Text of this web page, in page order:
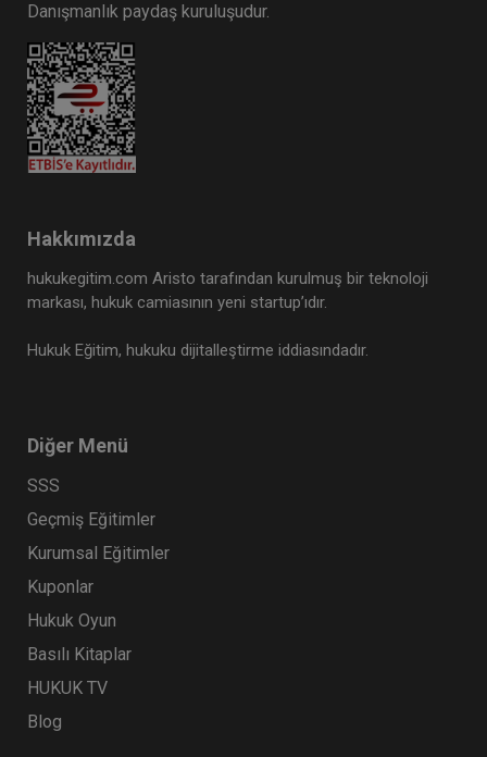
Danışmanlık paydaş kuruluşudur.
Hakkımızda
hukukegitim.com Aristo tarafından kurulmuş bir teknoloji
markası, hukuk camiasının yeni startup’ıdır.
Hukuk Eğitim, hukuku dijitalleştirme iddiasındadır.
Diğer Menü
SSS
Geçmiş Eğitimler
Kurumsal Eğitimler
Kuponlar
Hukuk Oyun
Basılı Kitaplar
HUKUK TV
Blog